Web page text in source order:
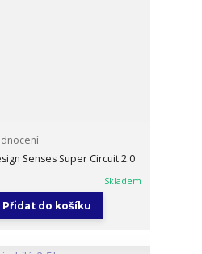
Senses Super Circuit 2.0
Skladem
Přidat do košíku